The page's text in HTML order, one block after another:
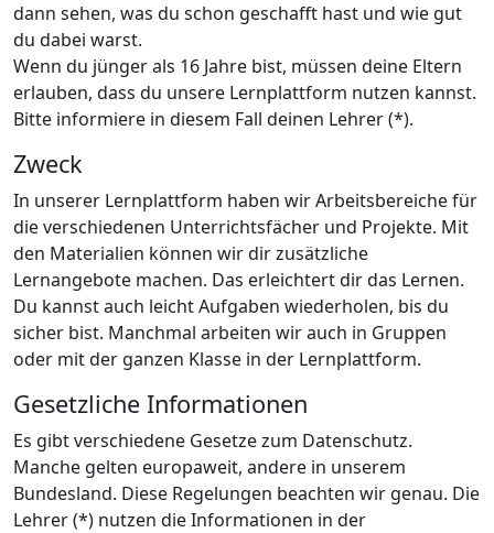
dann sehen, was du schon geschafft hast und wie gut
du dabei warst.
Wenn du jünger als 16 Jahre bist, müssen deine Eltern
erlauben, dass du unsere Lernplattform nutzen kannst.
Bitte informiere in diesem Fall deinen Lehrer (*).
Zweck
In unserer Lernplattform haben wir Arbeitsbereiche für
die verschiedenen Unterrichtsfächer und Projekte. Mit
den Materialien können wir dir zusätzliche
Lernangebote machen. Das erleichtert dir das Lernen.
Du kannst auch leicht Aufgaben wiederholen, bis du
sicher bist. Manchmal arbeiten wir auch in Gruppen
oder mit der ganzen Klasse in der Lernplattform.
Gesetzliche Informationen
Es gibt verschiedene Gesetze zum Datenschutz.
Manche gelten europaweit, andere in unserem
Bundesland. Diese Regelungen beachten wir genau. Die
Lehrer (*) nutzen die Informationen in der